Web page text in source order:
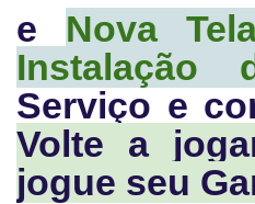
e Nova
Instalação
Serviço e
Volte a
jogue seu